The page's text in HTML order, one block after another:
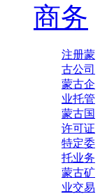
商务
注册蒙
古公司
蒙古企
业托管
蒙古国
许可证
特定委
托业务
蒙古矿
业交易